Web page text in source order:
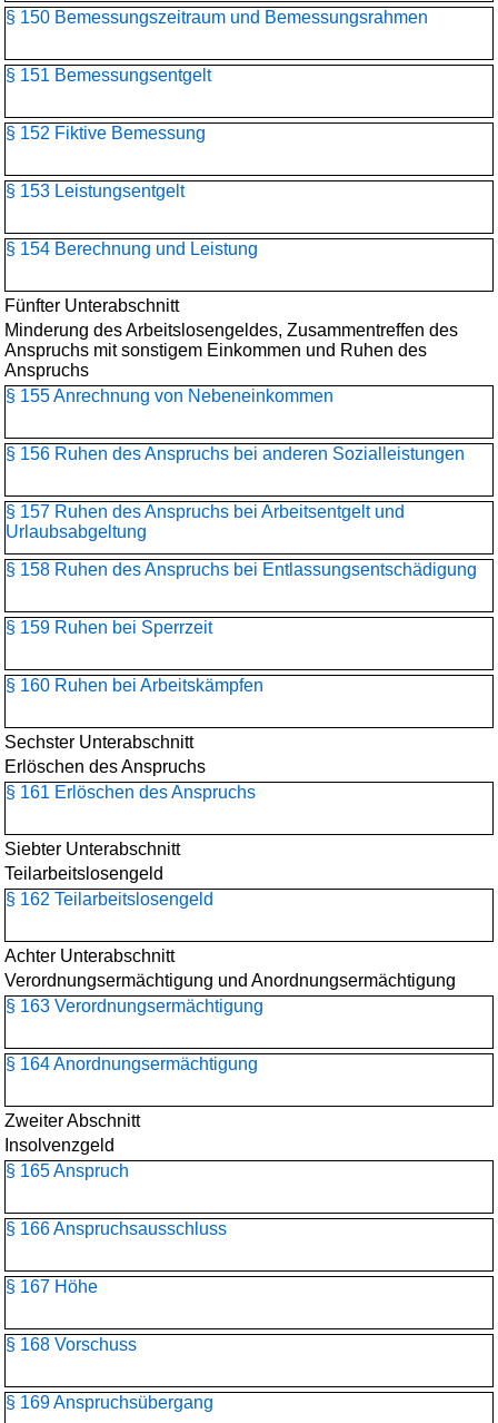
§ 150 Bemessungszeitraum und Bemessungsrahmen
§ 151 Bemessungsentgelt
§ 152 Fiktive Bemessung
§ 153 Leistungsentgelt
§ 154 Berechnung und Leistung
Fünfter Unterabschnitt
Minderung des Arbeitslosengeldes, Zusammentreffen des
Anspruchs mit sonstigem Einkommen und Ruhen des
Anspruchs
§ 155 Anrechnung von Nebeneinkommen
§ 156 Ruhen des Anspruchs bei anderen Sozialleistungen
§ 157 Ruhen des Anspruchs bei Arbeitsentgelt und
Urlaubsabgeltung
§ 158 Ruhen des Anspruchs bei Entlassungsentschädigung
§ 159 Ruhen bei Sperrzeit
§ 160 Ruhen bei Arbeitskämpfen
Sechster Unterabschnitt
Erlöschen des Anspruchs
§ 161 Erlöschen des Anspruchs
Siebter Unterabschnitt
Teilarbeitslosengeld
§ 162 Teilarbeitslosengeld
Achter Unterabschnitt
Verordnungsermächtigung und Anordnungsermächtigung
§ 163 Verordnungsermächtigung
§ 164 Anordnungsermächtigung
Zweiter Abschnitt
Insolvenzgeld
§ 165 Anspruch
§ 166 Anspruchsausschluss
§ 167 Höhe
§ 168 Vorschuss
§ 169 Anspruchsübergang